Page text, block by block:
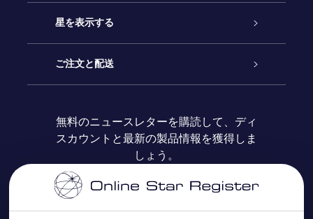
お問い合わせ
ブログ
レビュー
Online Starギフト
OSRギフトパック
OSR ギフトカード
法人ギフト
星を表示する
星の登録
カスタマイズされたStar Page
One Million Stars
ご注文と配送
お支払いに関する情報
配送に関する情報
無料のニュースレターを購読して、ディ
スカウントと最新の製品情報を獲得しま
しょう。